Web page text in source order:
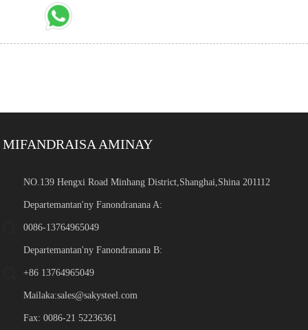
MIFANDRAISA AMINAY
NO.139 Hengxi Road Minhang District,Shanghai,Shina 201112
Departemantan'ny Fanondranana A:
0086-13764965049
Departemantan'ny Fanondranana B:
+86 13764965049
Mailaka:sales@sakysteel.com
Fax: 0086-21 52236361